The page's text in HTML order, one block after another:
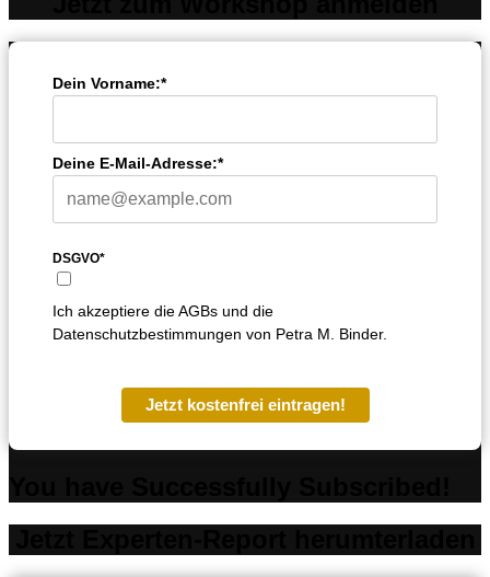
Dein Vorname:*
Deine E-Mail-Adresse:*
DSGVO*
Ich akzeptiere die AGBs und die
Datenschutzbestimmungen von Petra M. Binder.
Jetzt kostenfrei eintragen!